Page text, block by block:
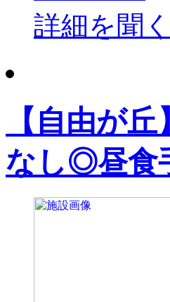
詳細を聞く
【自由が
なし◎昼食